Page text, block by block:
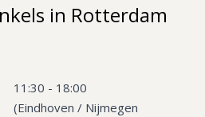
in Rotterdam
11:30 - 18:00
(Eindhoven / Nijmegen